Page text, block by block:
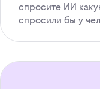
спросите ИИ
спросили бы у